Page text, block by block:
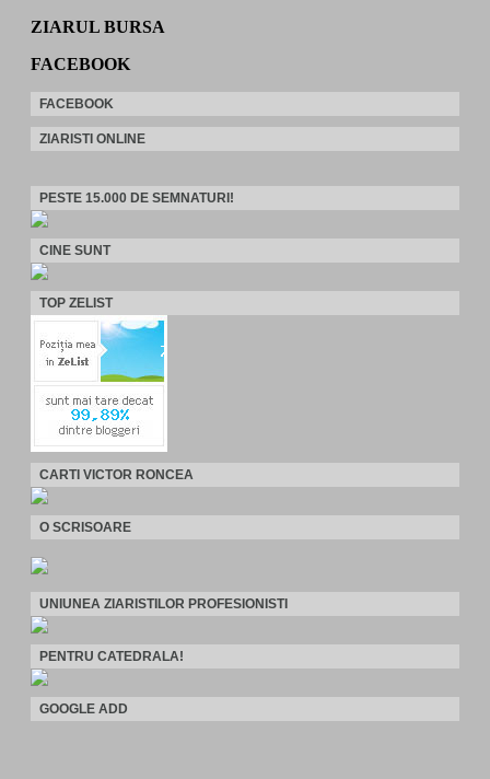
ZIARUL BURSA
FACEBOOK
FACEBOOK
ZIARISTI ONLINE
PESTE 15.000 DE SEMNATURI!
CINE SUNT
TOP ZELIST
CARTI VICTOR RONCEA
O SCRISOARE
UNIUNEA ZIARISTILOR PROFESIONISTI
PENTRU CATEDRALA!
GOOGLE ADD